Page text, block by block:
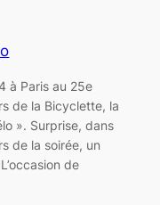
à Paris au 25e
de la Bicyclette, la
». Surprise, dans
de la soirée, un
de